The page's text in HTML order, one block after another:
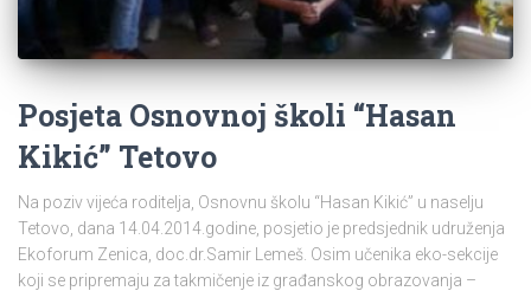
Posjeta Osnovnoj školi “Hasan
Kikić” Tetovo
Na poziv vijeća roditelja, Osnovnu školu “Hasan Kikić” u naselju
Tetovo, dana 14.04.2014.godine, posjetio je predsjednik udruženja
Ekoforum Zenica, doc.dr.Samir Lemeš. Osim učenika eko-sekcije
koji se pripremaju za takmičenje iz građanskog obrazovanja –